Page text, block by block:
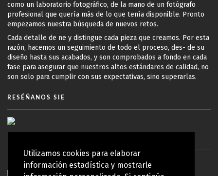
Utilizamos cookies para elaborar
información estadística y mostrarle
como un laboratorio fotográfico, de la mano de un fotógrafo
profesional que quería más de lo que tenía disponible. Pronto
empezamos nuestra búsqueda de nuevos retos.
Cada detalle de ne y distingue cada pieza que creamos. Por esta
razón, hacemos un seguimiento de todo el proceso, des- de su
diseño hasta sus acabados, y son comprobados a fondo en cada
fase para asegurar que nuestros altos estándares de calidad, no
son solo para cumplir con sus expectativas, sino superarlas.
RESÉÑANOS SIE